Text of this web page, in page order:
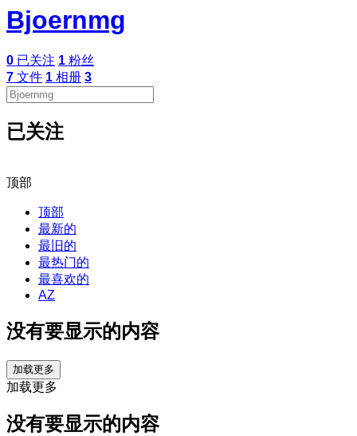
Bjoernmg
0 已关注 1 粉丝
7 文件 1 相册 3
已关注
顶部
顶部
最新的
最旧的
最热门的
最喜欢的
AZ
没有要显示的内容
加载更多
加载更多
没有要显示的内容